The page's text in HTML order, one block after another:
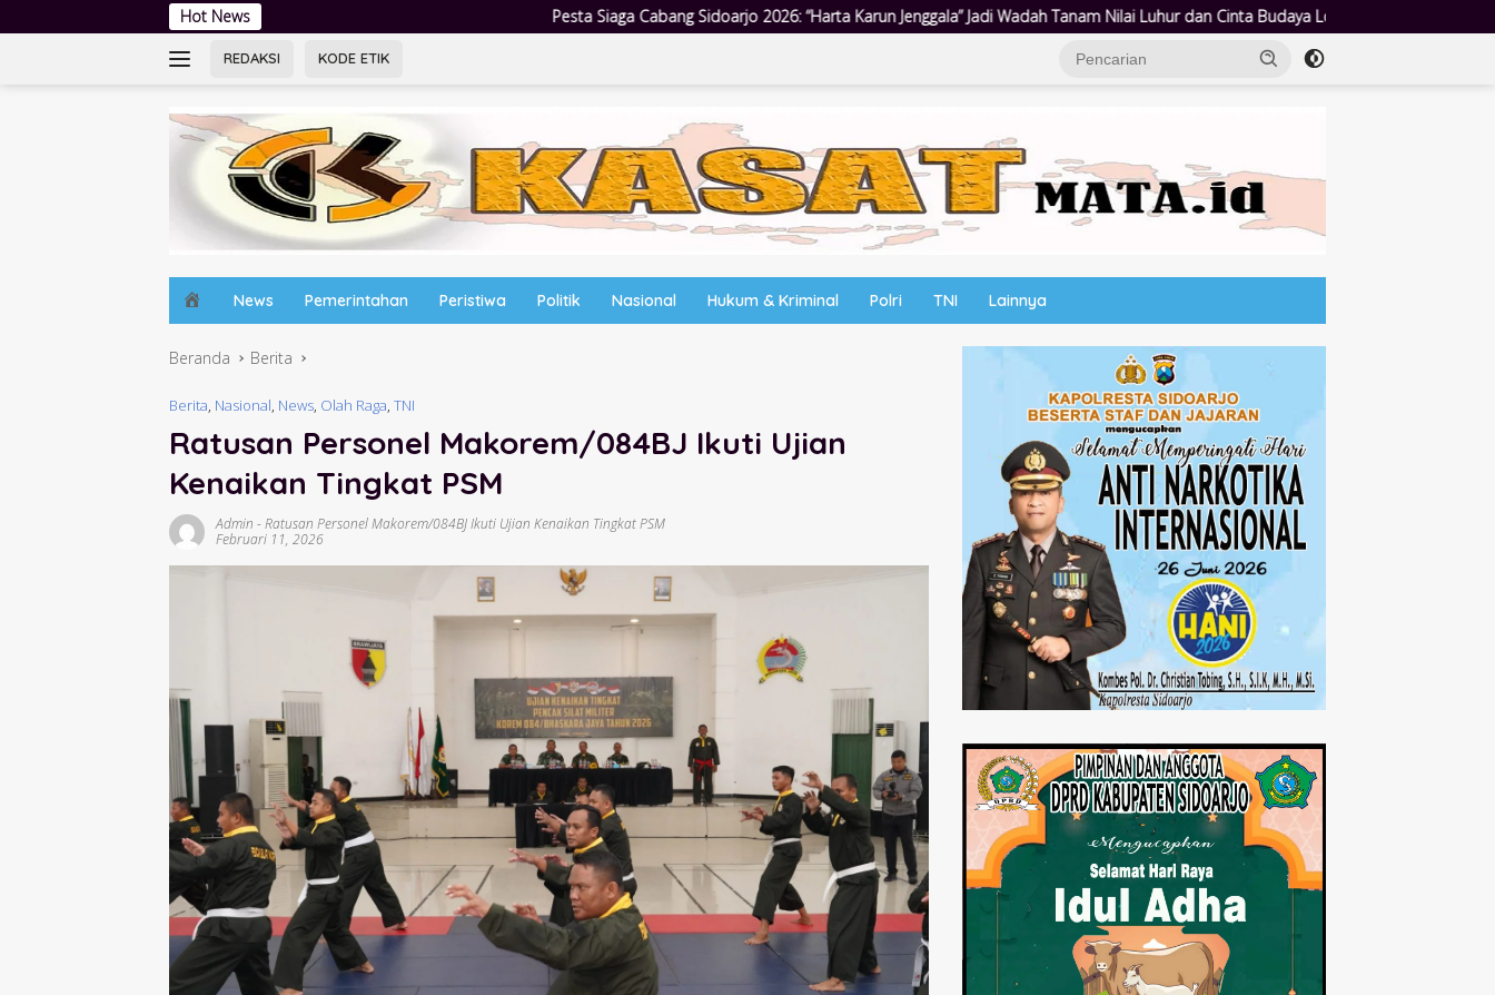
ke
Hot News Pesta Siaga Cabang Sidoarjo 2026: “Harta Karun Jenggala” Jadi Wadah Tanam Nilai Luhur dan Cinta Budaya Lokal Polwan Polresta Sidoarjo Hadir di CFD,
REDAKSI KODE ETIK
o
e
News Pemerintahan Peristiwa Politik Nasional Hukum & Kriminal Polri TNI Lainnya
Beranda Berita
Berita, Nasional, News, Olah Raga, TNI
Ratusan Personel Makorem/084BJ Ikuti Ujian
Kenaikan Tingkat PSM
Admin -Ratusan Personel Makorem/084BJ Ikuti Ujian Kenaikan Tingkat PSM
Februari 11, 2026